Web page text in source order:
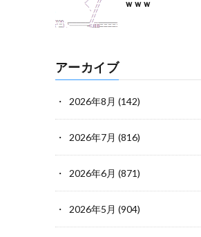
ｗｗｗ
アーカイブ
2026年8月 (142)
2026年7月 (816)
2026年6月 (871)
2026年5月 (904)